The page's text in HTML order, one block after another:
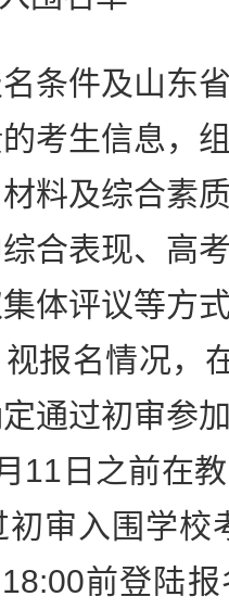
件及山东省
考生信息，
料及综合素
合表现、高
体评议等方
报名情况，
通过初审参
11日之前在
审入围学校
前登陆